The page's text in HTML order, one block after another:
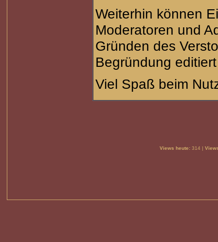
Weiterhin können
Moderatoren und
Gründen des
Begründung
Viel Spaß beim
Views heute:314 |